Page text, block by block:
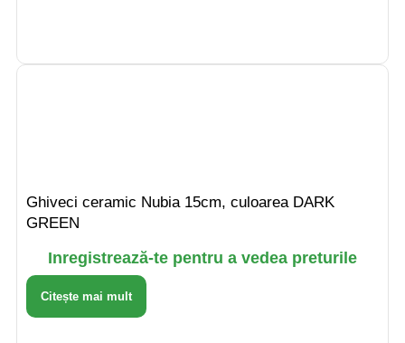
Ghiveci ceramic Nubia 15cm, culoarea DARK
GREEN
Inregistrează-te pentru a vedea preturile
Citește mai mult